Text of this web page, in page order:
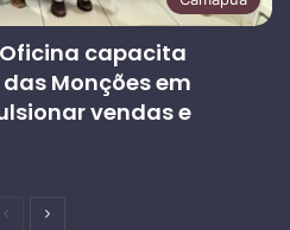
capacita
Monções em
vendas e
PáginaPróxima